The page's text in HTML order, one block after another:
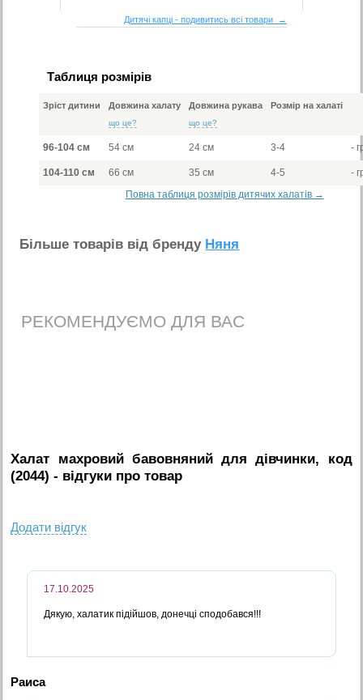
Дитячі капці - подивитись всі товари →
Таблиця розмірів
Зріст дитини Довжина халату
що це?
Довжина рукава
що це?
Розмір на халаті
96-104 см 54 см 24 см 3-4 -
104-110 см 66 см 35 см 4-5
-
Повна таблиця розмірів дитячих халатів →
Бiльше товарiв вiд бренду Няня
РЕКОМЕНДУЄМО ДЛЯ ВАС
Халат махровий бавовняний для дівчинки, код
(2044) - вiдгуки про товар
Додати вiдгук
17.10.2025
Дякую, халатик підійшов, донечці сподобався!!!
Раиса